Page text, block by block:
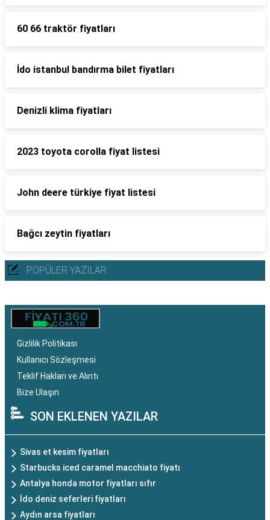
60 66 traktör fiyatları
İdo istanbul bandırma bilet fiyatları
Denizli klima fiyatları
2023 toyota corolla fiyat listesi
John deere türkiye fiyat listesi
Bağcı zeytin fiyatları
POPÜLER YAZILAR
Gizlilik Politikası
Kullanıcı Sözleşmesi
Teklif Hakları ve Alıntı
Bize Ulaşın
SON EKLENEN YAZILAR
Sivas et kesim fiyatları
Starbucks iced caramel macchiato fiyatı
Antalya honda motor fiyatları sıfır
İdo deniz seferleri fiyatları
Aydın arsa fiyatları